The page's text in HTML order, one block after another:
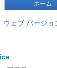
ホーム
ウェブ バージョ